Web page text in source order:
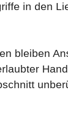
in den
bleiben